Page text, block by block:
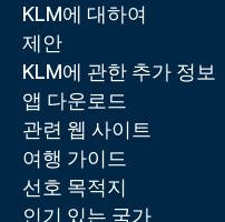
KLM에 대하여
제안
KLM에 관한 추가 정보
앱 다운로드
관련 웹 사이트
여행 가이드
선호 목적지
인기 있는 국가